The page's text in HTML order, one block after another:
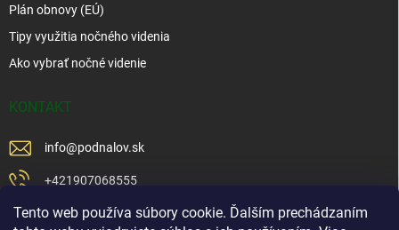
Tento web používa súbory cookie. Ďalším prechádzaním
Plán obnovy (EÚ)
Tipy využitia nočného videnia
Ako vybrať nočné videnie
KONTAKT
info@podnalov.sk
+421907068555
+421902479599